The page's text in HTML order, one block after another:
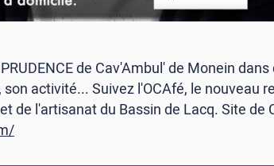
de Cav'Ambul' de Monein
son activité... Suivez l'OCAfé, le nouveau
de l'artisanat du Bassin de Lacq. Site de